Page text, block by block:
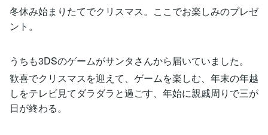
冬休み始まりたてでクリスマス。ここでお楽しみのプレゼ
ント。
うちも3DSのゲームがサンタさんから届いていました。
歓喜でクリスマスを迎えて、ゲームを楽しむ、年末の年越
しをテレビ見てダラダラと過ごす、年始に親戚周りで三が
日が終わる。